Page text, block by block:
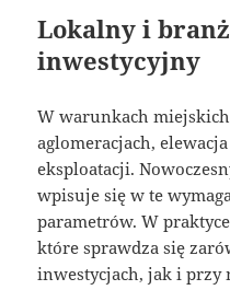
Lokalny i
inwestycyjny
W warunkach
aglomeracjach,
eksploatacji.
wpisuje się w te
parametrów. W
które sprawdza się
inwestycjach, jak i przy